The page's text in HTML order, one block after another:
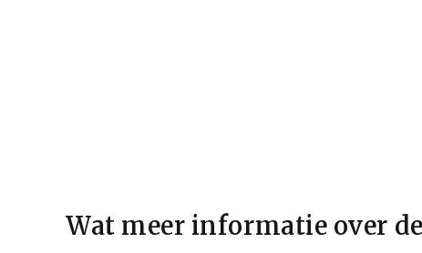
Wat meer informatie over